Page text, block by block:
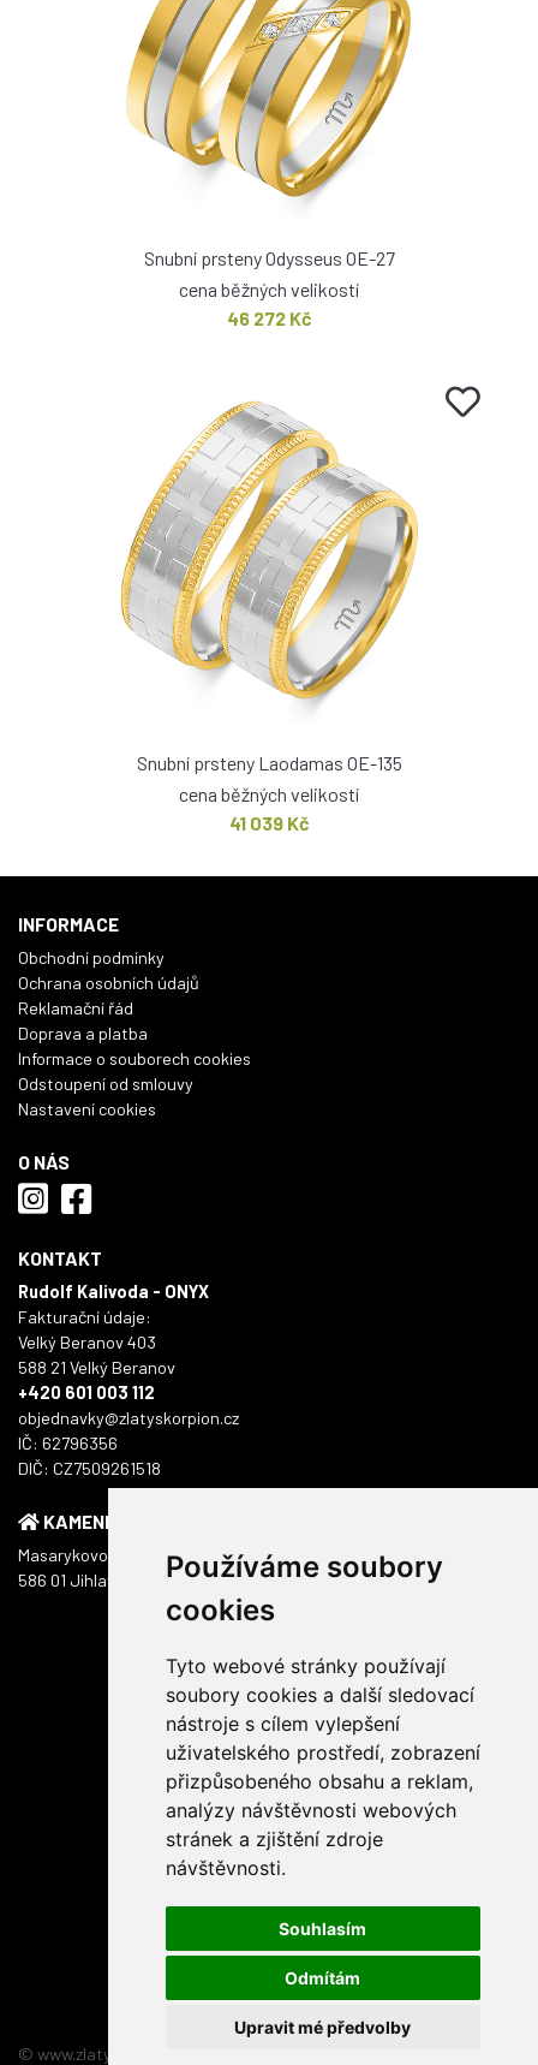
Používáme soubory
cookies
Tyto webové stránky používají
soubory cookies a další sledovací
nástroje s cílem vylepšení
uživatelského prostředí, zobrazení
přizpůsobeného obsahu a reklam,
analýzy návštěvnosti webových
stránek a zjištění zdroje
návštěvnosti.
Souhlasím
Odmítám
Upravit mé předvolby
Snubní prsteny Odysseus OE-27
cena běžných velikostí
46 272 Kč
Snubní prsteny Laodamas OE-135
cena běžných velikostí
41 039 Kč
INFORMACE
Obchodní podmínky
Ochrana osobních údajů
Reklamační řád
Doprava a platba
Informace o souborech cookies
Odstoupení od smlouvy
Nastavení cookies
O NÁS
KONTAKT
Rudolf Kalivoda - ONYX
Fakturační údaje:
Velký Beranov 403
588 21 Velký Beranov
+420 601 003 112
objednavky@zlatyskorpion.cz
IČ: 62796356
DIČ: CZ7509261518
KAMENNÁ PRODEJNA
Masarykovo náměstí 1217/51
586 01 Jihlava
© www.zlatyskorpion.cz 2026